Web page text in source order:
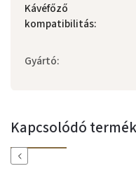
Kávéfőző
kompatibilitás:
Gyártó:
Kapcsolódó
Previous